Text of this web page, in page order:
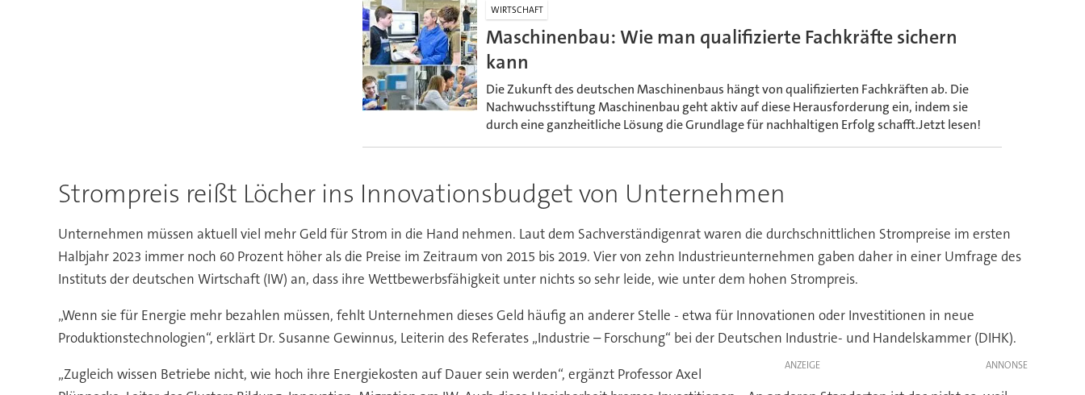
WIRTSCHAFT
Maschinenbau: Wie man qualifizierte Fachkräfte sichern
kann
Die Zukunft des deutschen Maschinenbaus hängt von qualifizierten Fachkräften ab. Die
Nachwuchsstiftung Maschinenbau geht aktiv auf diese Herausforderung ein, indem sie
durch eine ganzheitliche Lösung die Grundlage für nachhaltigen Erfolg schafft.Jetzt lesen!
Strompreis reißt Löcher ins Innovationsbudget von Unternehmen
Unternehmen müssen aktuell viel mehr Geld für Strom in die Hand nehmen. Laut dem Sachverständigenrat waren die durchschnittlichen Strompreise im ersten
Halbjahr 2023 immer noch 60 Prozent höher als die Preise im Zeitraum von 2015 bis 2019. Vier von zehn Industrieunternehmen gaben daher in einer Umfrage des
Instituts der deutschen Wirtschaft (IW) an, dass ihre Wettbewerbsfähigkeit unter nichts so sehr leide, wie unter dem hohen Strompreis.
„Wenn sie für Energie mehr bezahlen müssen, fehlt Unternehmen dieses Geld häufig an anderer Stelle - etwa für Innovationen oder Investitionen in neue
Produktionstechnologien“, erklärt Dr. Susanne Gewinnus, Leiterin des Referates „Industrie – Forschung“ bei der Deutschen Industrie- und Handelskammer (DIHK).
ANZEIGE
„Zugleich wissen Betriebe nicht, wie hoch ihre Energiekosten auf Dauer sein werden“, ergänzt Professor Axel